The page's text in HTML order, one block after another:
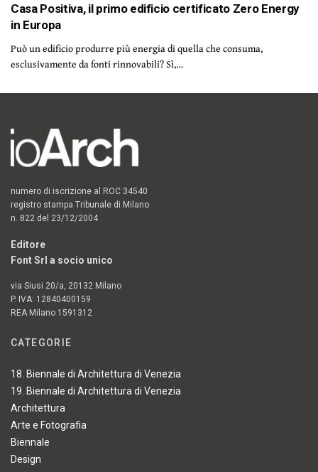
Casa Positiva, il primo edificio certificato Zero Energy
in Europa
Può un edificio produrre più energia di quella che consuma,
esclusivamente da fonti rinnovabili? Sì,…
numero di iscrizione al ROC 34540
registro stampa Tribunale di Milano
n. 822 del 23/12/2004
Editore
Font Srl a socio unico
via Siusi 20/a, 20132 Milano
P. IVA: 12840400159
REA Milano 1591312
CATEGORIE
18. Biennale di Architettura di Venezia
19. Biennale di Architettura di Venezia
Architettura
Arte e Fotografia
Biennale
Design